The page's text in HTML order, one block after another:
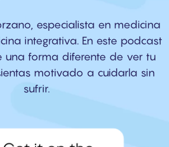
especialista en medicina
integrativa. En este podcast
una forma diferente de ver tu
motivado a cuidarla sin
sufrir.